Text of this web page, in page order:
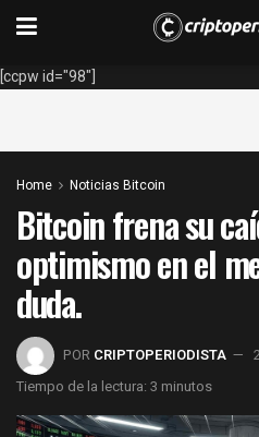
[ccpw id="98"]
Home Noticias Bitcoin
Bitcoin frena su
optimismo en el
duda.
POR CRIPTOPERIODISTA
Tiempo de la lectura: 3 minutos